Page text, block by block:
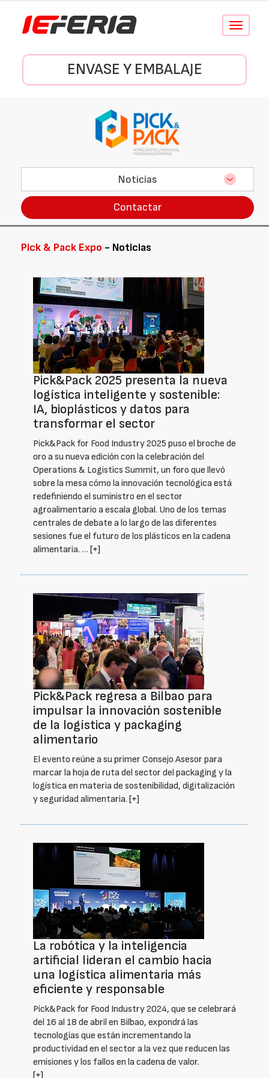
Conmutar
ENVASE Y EMBALAJE
Noticias
Contactar
Pick & Pack Expo - Noticias
Pick&Pack 2025 presenta la nueva
logística inteligente y sostenible:
IA, bioplásticos y datos para
transformar el sector
Pick&Pack for Food Industry 2025 puso el broche de
oro a su nueva edición con la celebración del
Operations & Logistics Summit, un foro que llevó
sobre la mesa cómo la innovación tecnológica está
redefiniendo el suministro en el sector
agroalimentario a escala global. Uno de los temas
centrales de debate a lo largo de las diferentes
sesiones fue el futuro de los plásticos en la cadena
alimentaria. … [+]
Pick&Pack regresa a Bilbao para
impulsar la innovación sostenible
de la logística y packaging
alimentario
El evento reúne a su primer Consejo Asesor para
marcar la hoja de ruta del sector del packaging y la
logística en materia de sostenibilidad, digitalización
y seguridad alimentaria. [+]
La robótica y la inteligencia
artificial lideran el cambio hacia
una logística alimentaria más
eficiente y responsable
Pick&Pack for Food Industry 2024, que se celebrará
del 16 al 18 de abril en Bilbao, expondrá las
tecnologías que están incrementando la
productividad en el sector a la vez que reducen las
emisiones y los fallos en la cadena de valor.
[+]